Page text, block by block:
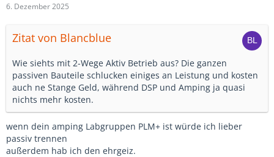
6. Dezember 2025
Zitat von Blancblue
Wie siehts mit 2-Wege Aktiv Betrieb aus? Die ganzen
passiven Bauteile schlucken einiges an Leistung und kosten
auch ne Stange Geld, während DSP und Amping ja quasi
nichts mehr kosten.
wenn dein amping Labgruppen PLM+ ist würde ich lieber
passiv trennen
außerdem hab ich den ehrgeiz.